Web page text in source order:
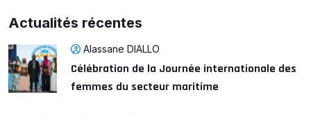
Actualités récentes
Alassane DIALLO
Célébration de la Journée internationale des
femmes du secteur maritime